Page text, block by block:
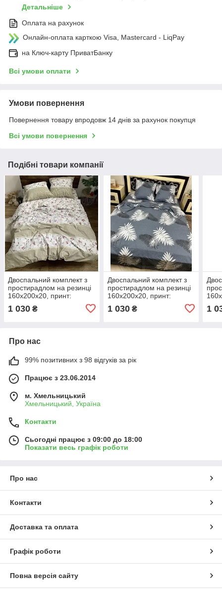
Детальніше
Оплата на рахунок
Онлайн-оплата карткою Visa, Mastercard - LiqPay
на Ключ-карту ПриватБанку
Всі умови оплати
Умови повернення
Повернення товару впродовж 14 днів за рахунок покупця
Всі умови повернення
Подібні товари компанії
Двоспальний комплект з
простирадлом на резинці
160х200х20, принт:
1 030 ₴
Двоспальний комплект з
простирадлом на резинці
160х200х20, принт:
1 030₴ 1
Про нас
99% позитивних з 98 відгуків за рік
Працює з 23.06.2014
м. Хмельницький
Хмельницький, Україна
Контакти
Сьогодні працює з 09:00 до 18:00
Показати весь графік роботи
Про нас
Контакти
Доставка та оплата
Графік роботи
Повна версія сайту